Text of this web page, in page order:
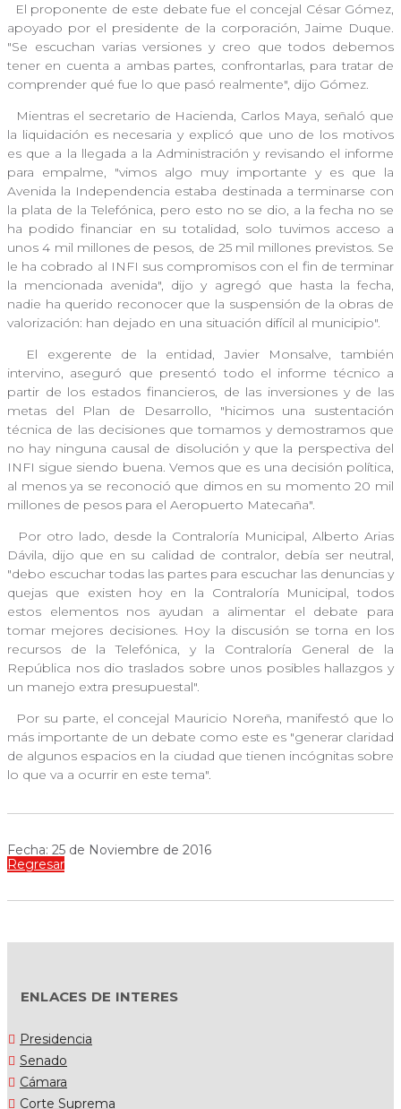
El proponente de este debate fue el concejal César Gómez,
apoyado por el presidente de la corporación, Jaime Duque.
"Se escuchan varias versiones y creo que todos debemos
tener en cuenta a ambas partes, confrontarlas, para tratar de
comprender qué fue lo que pasó realmente", dijo Gómez.
Mientras el secretario de Hacienda, Carlos Maya, señaló que
la liquidación es necesaria y explicó que uno de los motivos
es que a la llegada a la Administración y revisando el informe
para empalme, "vimos algo muy importante y es que la
Avenida la Independencia estaba destinada a terminarse con
la plata de la Telefónica, pero esto no se dio, a la fecha no se
ha podido financiar en su totalidad, solo tuvimos acceso a
unos 4 mil millones de pesos, de 25 mil millones previstos. Se
le ha cobrado al INFI sus compromisos con el fin de terminar
la mencionada avenida", dijo y agregó que hasta la fecha,
nadie ha querido reconocer que la suspensión de la obras de
valorización: han dejado en una situación difícil al municipio".
El exgerente de la entidad, Javier Monsalve, también
intervino, aseguró que presentó todo el informe técnico a
partir de los estados financieros, de las inversiones y de las
metas del Plan de Desarrollo, "hicimos una sustentación
técnica de las decisiones que tomamos y demostramos que
no hay ninguna causal de disolución y que la perspectiva del
INFI sigue siendo buena. Vemos que es una decisión política,
al menos ya se reconoció que dimos en su momento 20 mil
millones de pesos para el Aeropuerto Matecaña".
Por otro lado, desde la Contraloría Municipal, Alberto Arias
Dávila, dijo que en su calidad de contralor, debía ser neutral,
"debo escuchar todas las partes para escuchar las denuncias y
quejas que existen hoy en la Contraloría Municipal, todos
estos elementos nos ayudan a alimentar el debate para
tomar mejores decisiones. Hoy la discusión se torna en los
recursos de la Telefónica, y la Contraloría General de la
República nos dio traslados sobre unos posibles hallazgos y
un manejo extra presupuestal".
Por su parte, el concejal Mauricio Noreña, manifestó que lo
más importante de un debate como este es "generar claridad
de algunos espacios en la ciudad que tienen incógnitas sobre
lo que va a ocurrir en este tema".
Fecha: 25 de Noviembre de 2016
Regresar
ENLACES DE INTERES
Presidencia
Senado
Cámara
Corte Suprema